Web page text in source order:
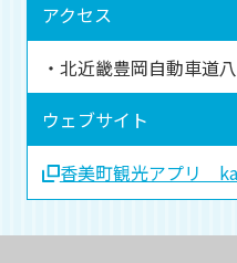
アクセス
・北近畿豊岡自動車道
ウェブサイト
香美町観光アプリ